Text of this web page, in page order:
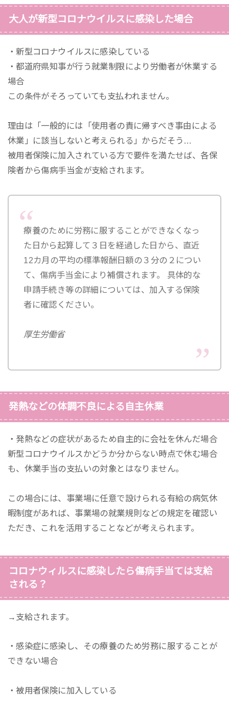
大人が新型コロナウイルスに感染した場合
・新型コロナウイルスに感染している
・都道府県知事が行う就業制限により労働者が休業する
場合
この条件がそろっていても支払われません。
理由は「一般的には「使用者の責に帰すべき事由による
休業」に該当しないと考えられる」からだそう…
被用者保険に加入されている方で要件を満たせば、各保
険者から傷病手当金が支給されます。
療養のために労務に服することができなくなっ
た日から起算して３日を経過した日から、直近
12カ月の平均の標準報酬日額の３分の２につい
て、傷病手当金により補償されます。 具体的な
申請手続き等の詳細については、加入する保険
者に確認ください。
厚生労働省
発熱などの体調不良による自主休業
・発熱などの症状があるため自主的に会社を休んだ場合
新型コロナウイルスかどうか分からない時点で休む場合
も、休業手当の支払いの対象とはなりません。
この場合には、事業場に任意で設けられる有給の病気休
暇制度があれば、事業場の就業規則などの規定を確認い
ただき、これを活用することなどが考えられます。
コロナウィルスに感染したら傷病手当ては支給
される？
→支給されます。
・感染症に感染し、その療養のため労務に服することが
できない場合
・被用者保険に加入している